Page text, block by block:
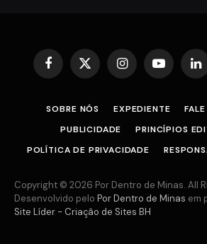
Facebook
X
(Twitter)
InstagramYouTube
SOBRE NÓS EXPEDIENTE
PUBLICIDADE
PRINCÍPIOS
POLÍTICA DE PRIVACIDADE
Copyright © 2026 Por Dentro de Minas. All
Desenvolvido pelo Por Dentro de Minas em
Site Líder - Criação de Sites BH